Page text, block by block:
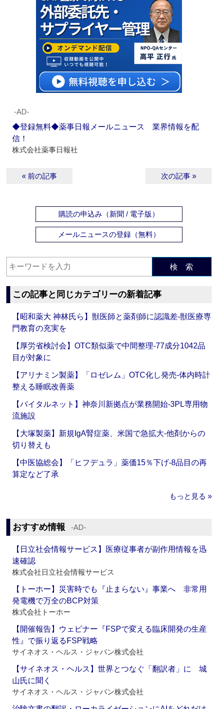
‐AD‐
◆登録無料◆薬事日報メールニュース 業界情報を配
信！
株式会社薬事日報社
« 前の記事 次の記事 »
購読の申込み（新聞 / 電子版）
メールニュースの登録（無料）
検 索
この記事と同じカテゴリーの新着記事
【昭和薬大 神林氏ら】獣医師と薬剤師に認識差‐獣医療専
門教育の充実を
【厚労省検討会】OTC類似薬で中間整理‐77成分1042品
目が対象に
【アリナミン製薬】「ロゼレム」OTC化し発売‐体内時計
整える睡眠改善薬
【バイタルネット】神奈川新拠点が業務開始‐3PL専用物
流施設
【大塚製薬】新規IgA腎症薬、米国で急拡大‐他剤からの
切り替えも
【中医協総会】「ヒフデュラ」薬価15％下げ‐8品目の再
算定など了承
もっと見る »
おすすめ情報 ‐AD‐
【日立社会情報サービス】医療従事者が副作用情報を迅
速確認
株式会社日立社会情報サービス
【トーホー】災害時でも『止まらない』事業へ 非常用
発電機で万全のBCP対策
株式会社トーホー
【開催報告】ウェビナー『FSPで変える臨床開発の生産
性』で振り返るFSP戦略
サイネオス・ヘルス・ジャパン株式会社
【サイネオス・ヘルス】世界とつなぐ「翻訳者」に 城
山氏に聞く
サイネオス・ヘルス・ジャパン株式会社